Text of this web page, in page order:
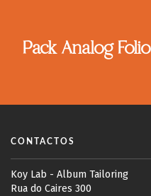
Pack Analog Folio
CONTACTOS
Koy Lab - Album Tailoring
Rua do Caires 300